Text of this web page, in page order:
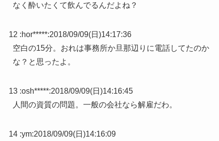
なく酔いたくて飲んでるんだよね？
12 :hor*****:2018/09/09(日)14:17:36
空白の15分。おれは事務所か旦那辺りに電話してたのか
な？と思ったよ。
13 :osh*****:2018/09/09(日)14:16:45
人間の資質の問題。一般の会社なら解雇だわ。
14 :ym:2018/09/09(日)14:16:09